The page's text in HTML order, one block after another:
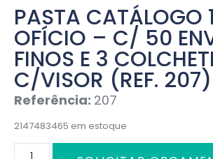
PASTA CATÁLOGO
OFÍCIO – C/ 50
FINOS E 3
C/VISOR (REF. 207)
Referência: 207
2147483465 em estoque